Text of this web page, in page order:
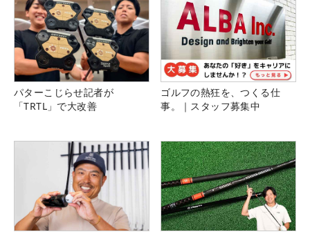
パターこじらせ記者が
「TRTL」で大改善
ゴルフの熱狂を、つくる仕
事。｜スタッフ募集中